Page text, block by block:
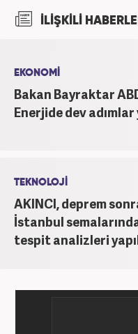
röportaja imza attı.
İLİŞKİLİ
EKONOMİ
Bakan Bayraktar
Enerjide dev adımlar
TEKNOLOJİ
AKINCI, deprem
İstanbul
tespit analizleri